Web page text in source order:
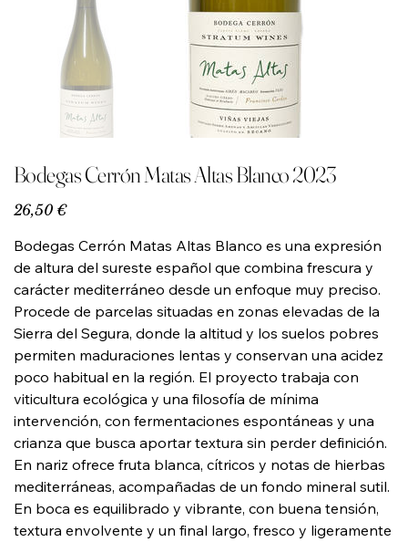
Bodegas Cerrón Matas Altas Blanco 2023
Precio
26,50 €
Bodegas Cerrón Matas Altas Blanco es una expresión
de altura del sureste español que combina frescura y
carácter mediterráneo desde un enfoque muy preciso.
Procede de parcelas situadas en zonas elevadas de la
Sierra del Segura, donde la altitud y los suelos pobres
permiten maduraciones lentas y conservan una acidez
poco habitual en la región. El proyecto trabaja con
viticultura ecológica y una filosofía de mínima
intervención, con fermentaciones espontáneas y una
crianza que busca aportar textura sin perder definición.
En nariz ofrece fruta blanca, cítricos y notas de hierbas
mediterráneas, acompañadas de un fondo mineral sutil.
En boca es equilibrado y vibrante, con buena tensión,
textura envolvente y un final largo, fresco y ligeramente